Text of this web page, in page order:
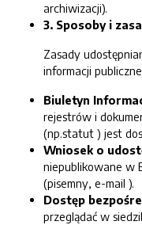
archiwizacji).
3. Sposoby i
Zasady
informacji
Biuletyn
rejestrów i
(np.statut ) jest
Wniosek o
niepublikowane w
(pisemny, e-mail ).
Dostęp
przeglądać w